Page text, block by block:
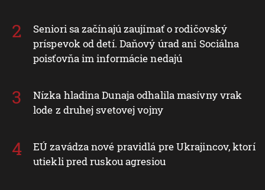
Seniori sa začínajú zaujímať o rodičovský
príspevok od detí. Daňový úrad ani Sociálna
poisťovňa im informácie nedajú
Nízka hladina Dunaja odhalila masívny vrak
lode z druhej svetovej vojny
EÚ zavádza nové pravidlá pre Ukrajincov, ktorí
utiekli pred ruskou agresiou